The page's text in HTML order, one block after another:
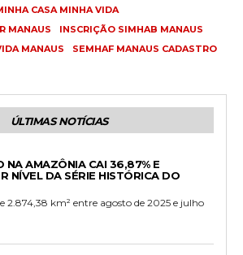
CASA MINHA VIDA
MANAUS
INSCRIÇÃO SIMHAB MANAUS
MANAUS
SEMHAF MANAUS CADASTRO
ÚLTIMAS NOTÍCIAS
NA AMAZÔNIA CAI 36,87% E
NÍVEL DA SÉRIE HISTÓRICA DO
2.874,38 km² entre agosto de 2025 e julho